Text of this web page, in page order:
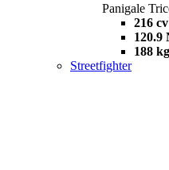
Panigale
216 cv
120.9
188 kg
Streetfighter